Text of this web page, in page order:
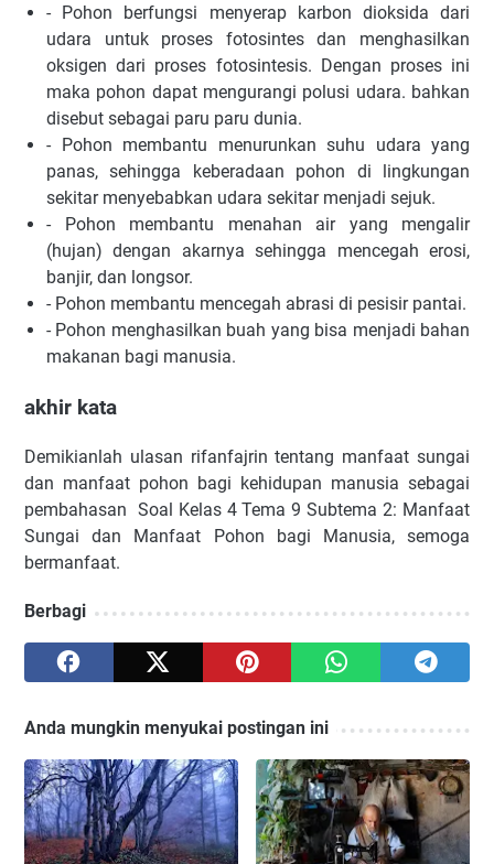
- Pohon berfungsi menyerap karbon dioksida dari
udara untuk proses fotosintes dan menghasilkan
oksigen dari proses fotosintesis. Dengan proses ini
maka pohon dapat mengurangi polusi udara. bahkan
disebut sebagai paru paru dunia.
- Pohon membantu menurunkan suhu udara yang
panas, sehingga keberadaan pohon di lingkungan
sekitar menyebabkan udara sekitar menjadi sejuk.
- Pohon membantu menahan air yang mengalir
(hujan) dengan akarnya sehingga mencegah erosi,
banjir, dan longsor.
- Pohon membantu mencegah abrasi di pesisir pantai.
- Pohon menghasilkan buah yang bisa menjadi bahan
makanan bagi manusia.
akhir kata
Demikianlah ulasan rifanfajrin tentang manfaat sungai
dan manfaat pohon bagi kehidupan manusia sebagai
pembahasan Soal Kelas 4 Tema 9 Subtema 2: Manfaat
Sungai dan Manfaat Pohon bagi Manusia, semoga
bermanfaat.
Berbagi
Anda mungkin menyukai postingan ini